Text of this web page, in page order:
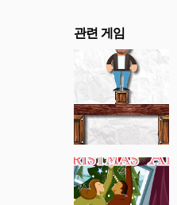
관련 게임